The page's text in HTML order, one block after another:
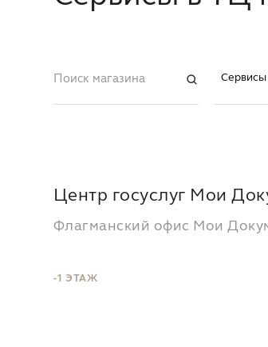
Сервисы
Центр госуслуг Мои
Флагманский офис Мои
-1 ЭТАЖ